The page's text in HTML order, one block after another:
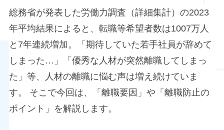
総務省が発表した労働力調査（詳細集計）の2023
年平均結果によると、転職等希望者数は1007万人
と7年連続増加。「期待していた若手社員が辞めて
しまった…」「優秀な人材が突然離職してしまっ
た」等、人材の離職に悩む声は増え続けていま
す。 そこで今回は、「離職要因」や「離職防止の
ポイント」を解説します。